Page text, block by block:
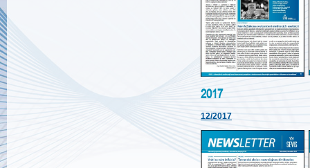
2017
12/2017